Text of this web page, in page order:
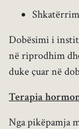
Dobësimi i
në riprodhim
duke çuar në
Terapia
Nga pikëpamja